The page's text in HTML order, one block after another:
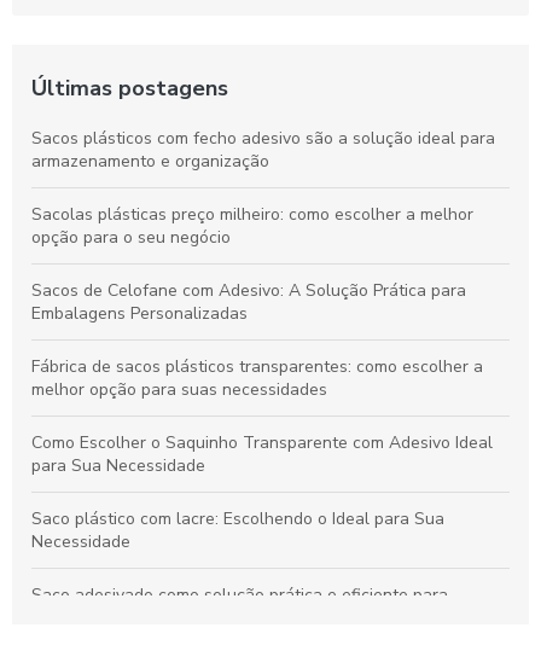
Últimas postagens
Sacos plásticos com fecho adesivo são a solução ideal para
armazenamento e organização
Sacolas plásticas preço milheiro: como escolher a melhor
opção para o seu negócio
Sacos de Celofane com Adesivo: A Solução Prática para
Embalagens Personalizadas
Fábrica de sacos plásticos transparentes: como escolher a
melhor opção para suas necessidades
Como Escolher o Saquinho Transparente com Adesivo Ideal
para Sua Necessidade
Saco plástico com lacre: Escolhendo o Ideal para Sua
Necessidade
Saco adesivado como solução prática e eficiente para